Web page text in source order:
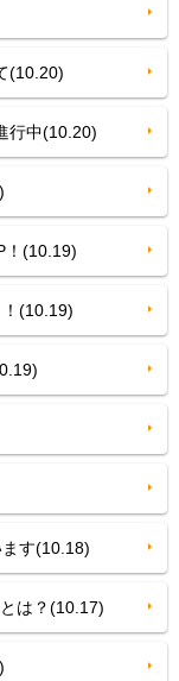
(10.20)
中(10.20)
！(10.19)
(10.19)
す(10.18)
は？(10.17)